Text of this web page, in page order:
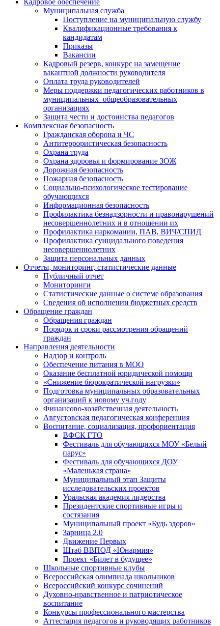
Кадровое обеспечение
Муниципальная служба
Поступление на муниципальную службу
Квалификационные требования к
кандидатам
Приказы
Вакансии
Кадровый резерв, конкурс на замещение
вакантной должности руководителя
Оплата труда руководителей
Меры поддержки педагогических работников в
муниципальных общеобразовательных
организациях
Защита чести и достоинства педагогов
Комплексная безопасность
Гражданская оборона и ЧС
Антитеррористическая безопасность
Охрана труда
Охрана здоровья и формирование ЗОЖ
Дорожная безопасность
Пожарная безопасность
Социально-психологическое тестирование
обучающихся
Информационная безопасность
Профилактика безнадзорности и правонарушений
несовершеннолетних и в отношении их
Профилактика наркомании, ПАВ, ВИЧ/СПИД
Профилактика суицидального поведения
несовершеннолетних
Защита персональных данных
Отчеты, мониторинг, статистические данные
Публичный отчет
Мониторинги
Статистические данные о системе образования
Сведения об исполнении бюджетных средств
Обращение граждан
Обращения граждан
Порядок и сроки рассмотрения обращений
граждан
Направления деятельности
Надзор и контроль
Обеспечение питания в МОО
Оказание бесплатной юридической помощи
«Снижение бюрократической нагрузки»
Подготовка муниципальных образовательных
организаций к новому уч.году
Финансово-хозяйственная деятельность
Августовская педагогическая конференция
Воспитание, социализация, профориентация
ВФСК ГТО
Фестиваль для обучающихся МОУ «Белый
парус»
Фестиваль для обучающихся ДОУ
«Маленькая страна»
Муниципальный этап Защиты
исследовательских проектов
Уральская академия лидерства
Президентские спортивные игры и
состязания
Муниципальный проект «Будь здоров»
Зарница 2.0
Движение Первых
Штаб ВВПОД «Юнармия»
Проект «Билет в будущее»
Школьные спортивные клубы
Всероссийская олимпиада школьников
Всероссийский конкурс сочинений
Духовно-нравственное и патриотическое
воспитание
Конкурсы профессионального мастерства
Аттестация педагогов и руководящих работников